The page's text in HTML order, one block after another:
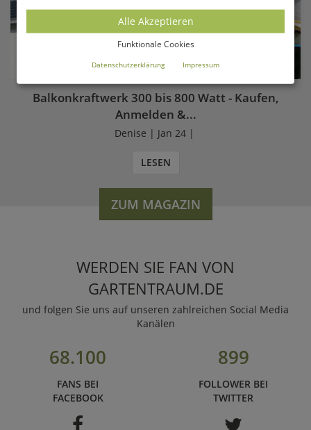
Balkonkraftwerk 300 bis 800 Watt - Kaufen,
Anmelden &...
Denise | Jan 24 |
LESEN
ZUM MAGAZIN
WERDEN SIE FAN VON
GARTENTRAUM.DE
und folgen Sie uns auf unseren zahlreichen Social Media
Kanälen
68.100
FANS BEI
FACEBOOK
899
FOLLOWER BEI
TWITTER
Alle Akzeptieren
Funktionale Cookies
Datenschutzerklärung Impressum